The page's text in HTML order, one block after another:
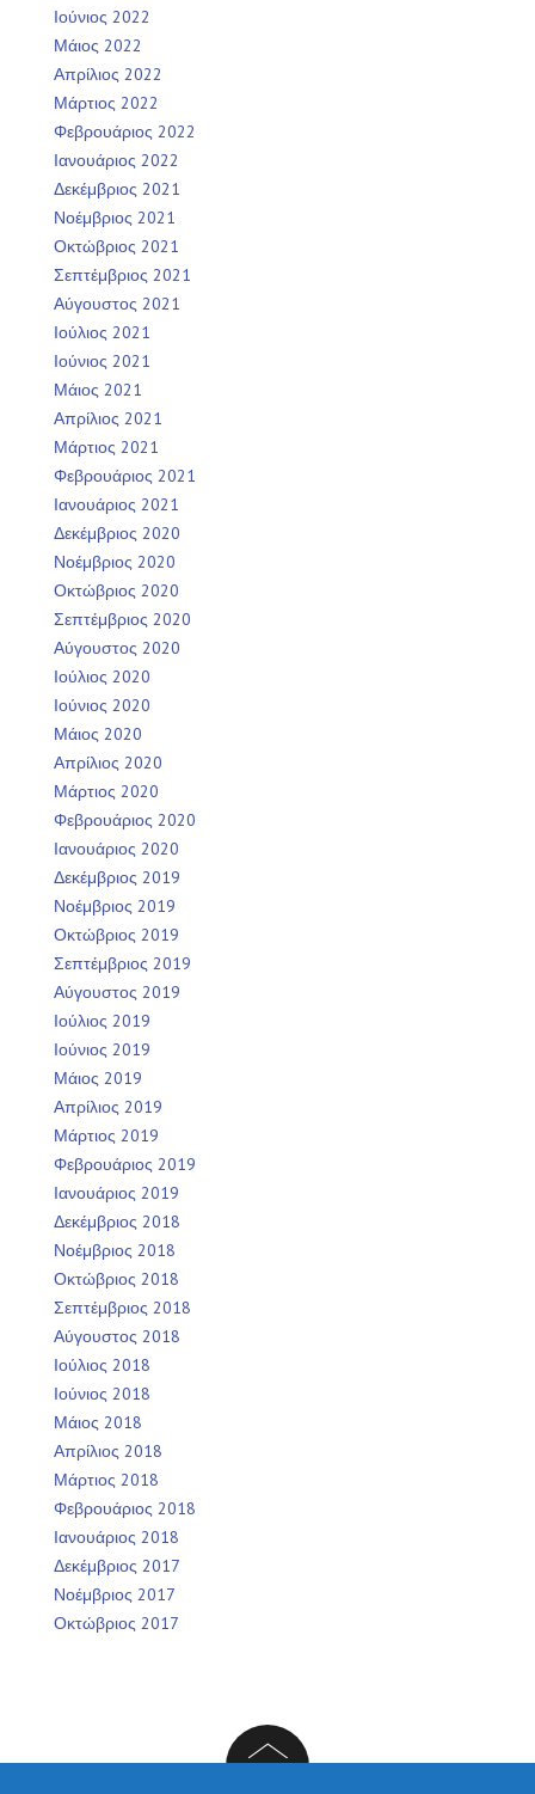
Ιούνιος 2022
Μάιος 2022
Απρίλιος 2022
Μάρτιος 2022
Φεβρουάριος 2022
Ιανουάριος 2022
Δεκέμβριος 2021
Νοέμβριος 2021
Οκτώβριος 2021
Σεπτέμβριος 2021
Αύγουστος 2021
Ιούλιος 2021
Ιούνιος 2021
Μάιος 2021
Απρίλιος 2021
Μάρτιος 2021
Φεβρουάριος 2021
Ιανουάριος 2021
Δεκέμβριος 2020
Νοέμβριος 2020
Οκτώβριος 2020
Σεπτέμβριος 2020
Αύγουστος 2020
Ιούλιος 2020
Ιούνιος 2020
Μάιος 2020
Απρίλιος 2020
Μάρτιος 2020
Φεβρουάριος 2020
Ιανουάριος 2020
Δεκέμβριος 2019
Νοέμβριος 2019
Οκτώβριος 2019
Σεπτέμβριος 2019
Αύγουστος 2019
Ιούλιος 2019
Ιούνιος 2019
Μάιος 2019
Απρίλιος 2019
Μάρτιος 2019
Φεβρουάριος 2019
Ιανουάριος 2019
Δεκέμβριος 2018
Νοέμβριος 2018
Οκτώβριος 2018
Σεπτέμβριος 2018
Αύγουστος 2018
Ιούλιος 2018
Ιούνιος 2018
Μάιος 2018
Απρίλιος 2018
Μάρτιος 2018
Φεβρουάριος 2018
Ιανουάριος 2018
Δεκέμβριος 2017
Νοέμβριος 2017
Οκτώβριος 2017